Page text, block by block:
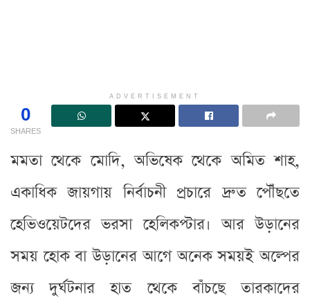
ADVERTISEMENT
0
SHARES
মমতা থেকে মোদি, অভিষেক থেকে অমিত শাহ,
একাধিক জায়গায় নির্বাচনী প্রচারে দ্রুত পৌঁছতে
হেভিওয়েটদের ভরসা হেলিকপ্টার। আর উড়ানের
সময় হোক বা উড়ানের আগে অনেক সময়ই অল্পের
জন্য দুর্ঘটনার হাত থেকে বাঁচছে তারকাদের